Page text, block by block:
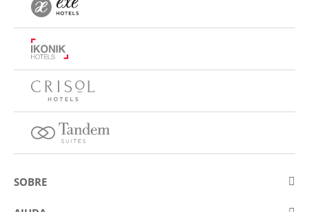
SOBRE
Sobre a Eurostars Hotel Company